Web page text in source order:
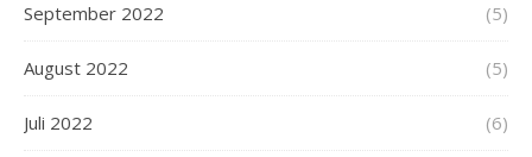
September 2022 (5)
August 2022 (5)
Juli 2022 (6)